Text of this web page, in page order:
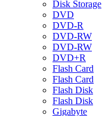
Disk Storage
DVD
DVD-R
DVD-RW
DVD-RW
DVD+R
Flash Card
Flash Card
Flash Disk
Flash Disk
Gigabyte